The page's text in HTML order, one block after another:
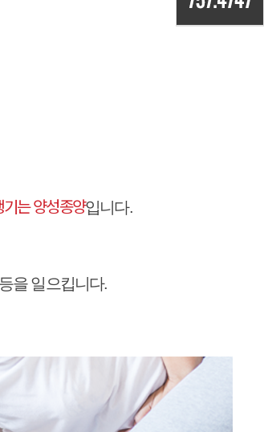
는 양성종양입니다.
을 일으킵니다.